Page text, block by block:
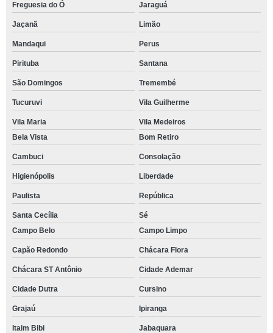
Freguesia do Ó Jaraguá
Jaçanã Limão
Mandaqui Perus
Pirituba Santana
São Domingos Tremembé
Tucuruvi Vila Guilherme
Vila Maria
Vila Medeiros
Bela Vista
Bom Retiro
Cambuci Consolação
Higienópolis Liberdade
Paulista República
Santa Cecília
Sé
Campo Belo
Campo Limpo
Capão Redondo Chácara Flora
Chácara ST Antônio Cidade Ademar
Cidade Dutra Cursino
Grajaú Ipiranga
Itaim Bibi Jabaquara